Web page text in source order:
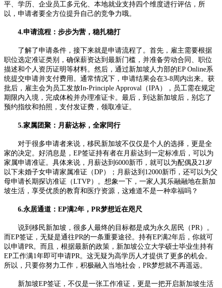
平、学历、企业员工多元化、本地就业支持四个维度进行评估，所
以，申请者要全方位提升自己的竞争力哦。
4.申请流程：步步为营，稳扎稳打
了解了申请条件，接下来就是申请流程了。首先，雇主需要根据
职位选定准证类别，确保薪资达到最新门槛，并准备劳动合同、职位
描述和个人资历证明等材料。然后，通过新加坡人力部的EP Online系
统提交申请并支付费用。通常情况下，申请结果会在3-8周内出来。获
批后，雇主会为员工发放In-Principle Approval（IPA），员工需在规定
期限内入境，完成体检并办理准证卡。最后，到达新加坡后，别忘了
预约指纹和拍照，支付发证费，领取准证。
5.家属团聚：月薪达标，全家同行
对于很多申请者来说，移民新加坡不仅仅是个人的选择，更是全
家的决定。好消息是，EP签证持有者在月薪达到一定标准后，可以为
家属申请准证。具体来说，月薪达到6000新币，就可以为配偶及21岁
以下未婚子女申请家属准证（DP）；月薪达到12000新币，还可以为父
母申请长期探访准证（LTVP）。想象一下，一家人其乐融融地在新加
坡生活，享受优质的教育和医疗资源，这难道不是一种幸福吗？
6.永居通道：EP满2年，PR梦想近在咫尺
说到移民新加坡，很多人最终的目标都是成为永久居民（PR）。
而EP签证，无疑是通往PR的一条重要途径。持有EP满2年后，你就可
以申请PR。而且，根据最新的政策，新加坡公立大学硕士毕业生持有
EP工作满1年即可申请PR。这无疑为高学历人才提供了更多的机会。
所以，只要你努力工作，积极融入当地社会，PR梦想就不再遥远。
新加坡EP签证，不仅是一张工作准证，更是一把开启新加坡生活